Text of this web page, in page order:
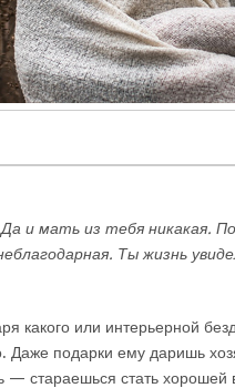
и мать из тебя никакая.
Ты жизнь
какого или интерьерной
Даже подарки ему даришь
стараешься стать хорошей